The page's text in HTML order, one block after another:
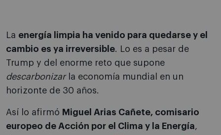
La energía limpia ha venido para quedarse y el
cambio es ya irreversible. Lo es a pesar de
Trump y del enorme reto que supone
descarbonizarla economía mundial en un
horizonte de 30 años.
Así lo afirmó Miguel Arias Cañete, comisario
europeo de Acción por el Clima y la Energía,